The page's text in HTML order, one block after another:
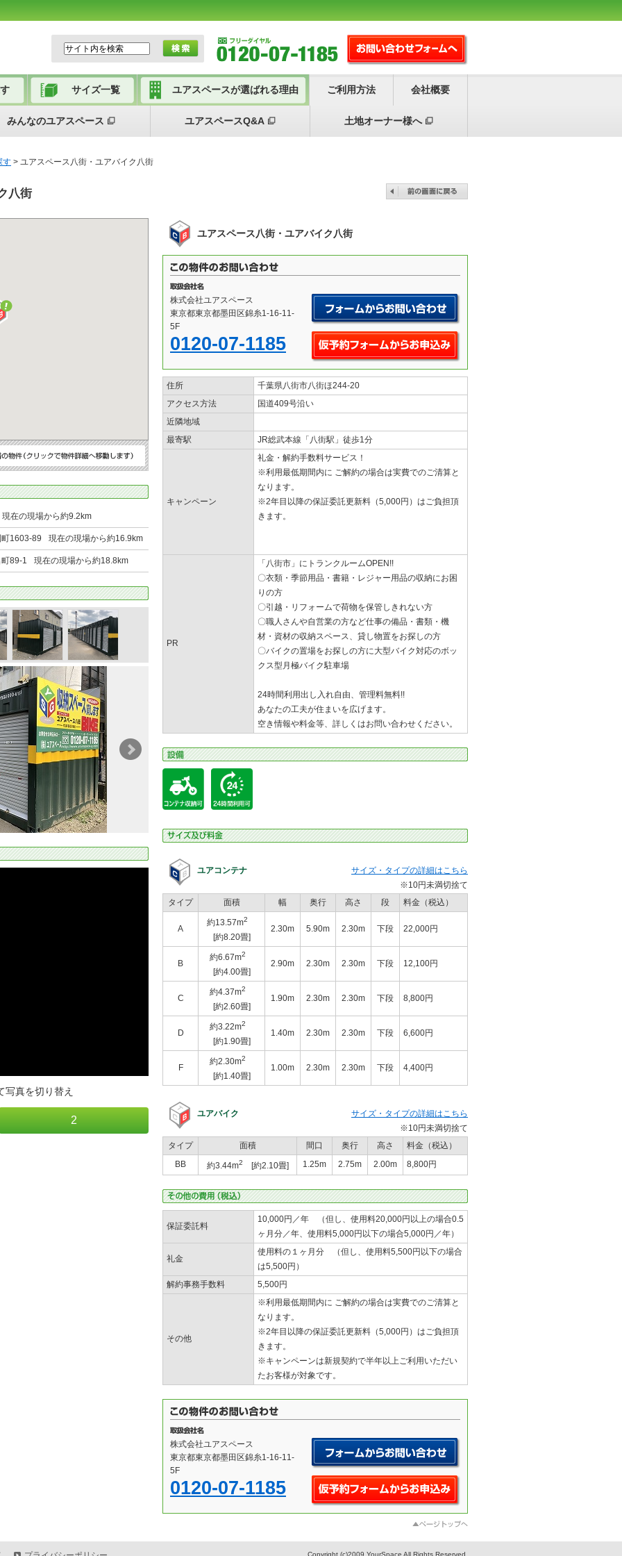
サイズ一覧 ユアスペースが選ばれる理由 ご利用方法 会社概要
みんなのユアスペース ユアスペースQ&A 土地オーナー様へ
す > ユアスペース八街・ユアバイク八街
八街
現在の現場から約9.2km
1603-89 現在の現場から約16.9km
89-1 現在の現場から約18.8km
写真を切り替え
2
ユアスペース八街・ユアバイク八街
株式会社ユアスペース
東京都東京都墨田区錦糸1-16-11-
5F
0120-07-1185
住所
千葉県八街市八街ほ244-20
アクセス方法
国道409号沿い
近隣地域
最寄駅
JR総武本線「八街駅」徒歩1分
キャンペーン
礼金・解約手数料サービス！
※利用最低期間内に ご解約の場合は実費でのご清算と
なります。
※2年目以降の保証委託更新料（5,000円）はご負担頂
きます。
PR
「八街市」にトランクルームOPEN!!
〇衣類・季節用品・書籍・レジャー用品の収納にお困
りの方
〇引越・リフォームで荷物を保管しきれない方
〇職人さんや自営業の方など仕事の備品・書類・機
材・資材の収納スペース、貸し物置をお探しの方
〇バイクの置場をお探しの方に大型バイク対応のボッ
クス型月極バイク駐車場
24時間利用出し入れ自由、管理料無料!!
あなたの工夫が住まいを広げます。
空き情報や料金等、詳しくはお問い合わせください。
ユアコンテナ
サイズ・タイプの詳細はこちら
※10円未満切捨て
タイプ
面積 幅 奥行 高さ 段 料金（税込）
A
約13.57m2
[約8.20畳]
2.30m 5.90m 2.30m 下段 22,000円
B
約6.67m2
[約4.00畳]
2.90m 2.30m 2.30m 下段 12,100円
C
約4.37m2
[約2.60畳]
1.90m 2.30m 2.30m 下段 8,800円
D
約3.22m2
[約1.90畳]
1.40m 2.30m 2.30m 下段 6,600円
F
約2.30m2
[約1.40畳]
1.00m 2.30m 2.30m 下段 4,400円
ユアバイク
サイズ・タイプの詳細はこちら
※10円未満切捨て
タイプ
面積 間口 奥行 高さ
料金（税込）
BB
約3.44m2 [約2.10畳] 1.25m 2.75m 2.00m 8,800円
保証委託料
10,000円／年 （但し、使用料20,000円以上の場合0.5
ヶ月分／年、使用料5,000円以下の場合5,000円／年）
礼金
使用料の１ヶ月分 （但し、使用料5,500円以下の場合
は5,500円）
解約事務手数料
5,500円
その他
※利用最低期間内に ご解約の場合は実費でのご清算と
なります。
※2年目以降の保証委託更新料（5,000円）はご負担頂
きます。
※キャンペーンは新規契約で半年以上ご利用いただい
たお客様が対象です。
株式会社ユアスペース
東京都東京都墨田区錦糸1-16-11-
5F
0120-07-1185
Copyright (c)2009 YourSpace All Rights Reserved.